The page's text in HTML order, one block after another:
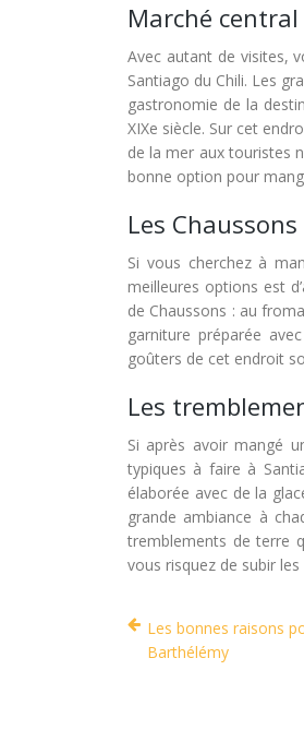
Marché
Avec autant de visites,
Santiago du Chili. Les
gastronomie de la
XIXe siècle. Sur cet
de la mer aux touristes
bonne option pour
Les
Si vous cherchez à
meilleures options est
de Chaussons : au
garniture préparée
goûters de cet endroit
Les
Si après avoir mangé
typiques à faire à
élaborée avec de la
grande ambiance à
tremblements de terre
vous risquez de subir
Les bonnes raisons
Barthélémy